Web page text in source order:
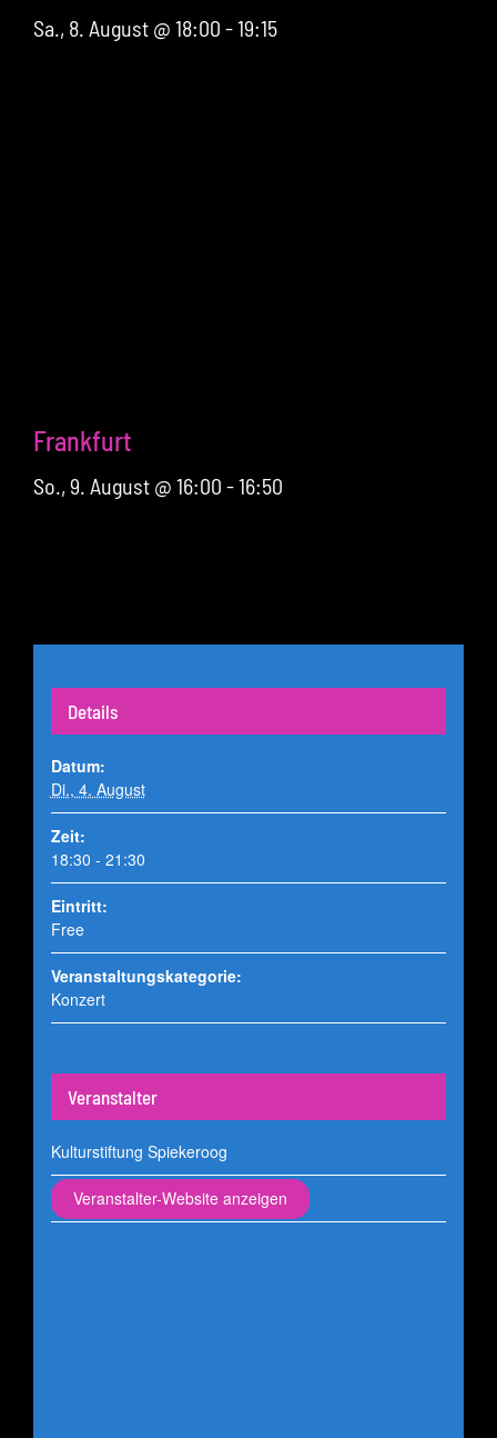
Sa., 8. August @ 18:00 -19:15
Frankfurt
So., 9. August @ 16:00 -16:50
Details
Datum:
Di., 4. August
Zeit:
18:30 - 21:30
Eintritt:
Free
Veranstaltungskategorie:
Konzert
Veranstalter
Kulturstiftung Spiekeroog
Veranstalter-Website anzeigen